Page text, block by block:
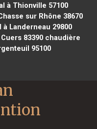
à Thionville 57100
sur Rhône 38670
Landerneau 29800
83390chaudière
95100